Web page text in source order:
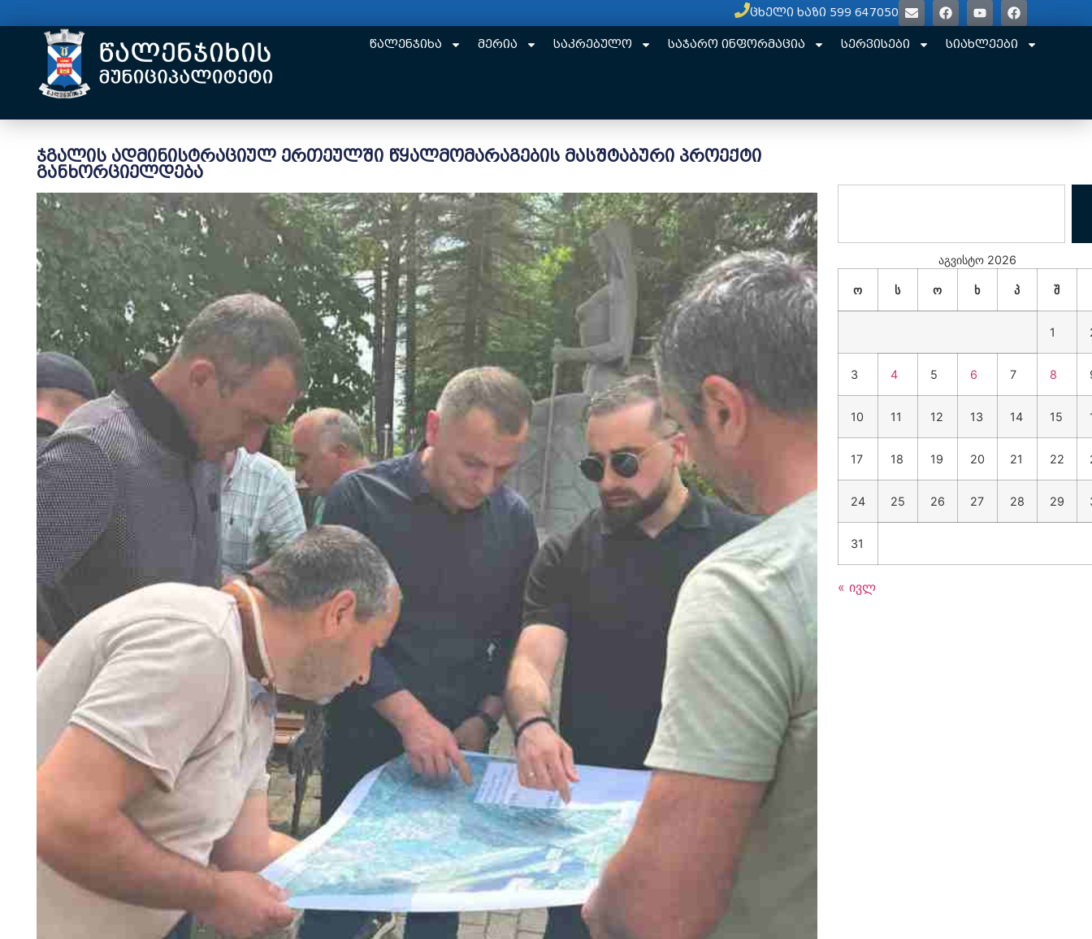
ცხელი ხაზი 599 647050
წალენჯიხა მერია საკრებულო საჯარო ინფორმაცია სერვისები სიახლეები
ჯგალის ადმინისტრაციულ ერთეულში წყალმომარაგების მასშტაბური პროექტი
განხორციელდება
აგვისტო 2026
ო ს ო ხ პ შ
1
3 4 5 6 7 8
10 11 12 13 14 15
17 18 19 20 21 22
24 25 26 27 28 29
31
« ივლ